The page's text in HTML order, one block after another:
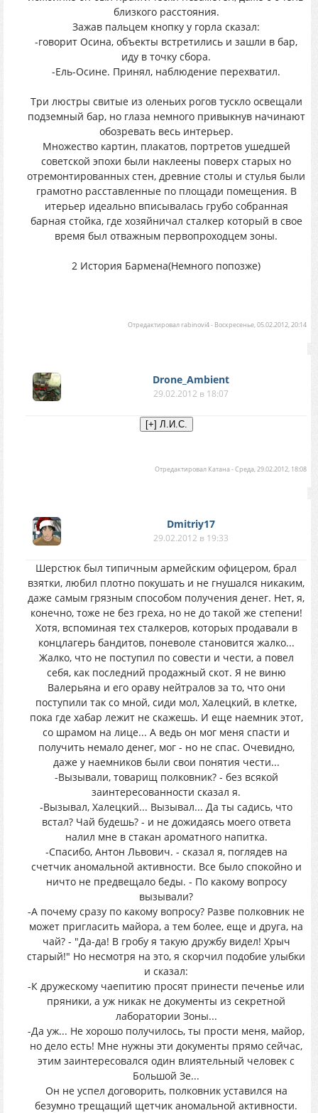
близкого расстояния.
Зажав пальцем кнопку у горла сказал:
-говорит Осина, объекты встретились и зашли в бар,
иду в точку сбора.
-Ель-Осине. Принял, наблюдение перехватил.
Три люстры свитые из оленьих рогов тускло освещали
подземный бар, но глаза немного привыкнув начинают
обозревать весь интерьер.
Множество картин, плакатов, портретов ушедшей
советской эпохи были наклеены поверх старых но
отремонтированных стен, древние столы и стулья были
грамотно расставленные по площади помещения. В
итерьер идеально вписывалась грубо собранная
барная стойка, где хозяйничал сталкер который в свое
время был отважным первопроходцем зоны.
2 История Бармена(Немного попозже)
Отредактировал rabinovi4- Воскресенье, 05.02.2012, 20:14
Drone_Ambient
29.02.2012 в 18:07
Отредактировал Катана-Среда, 29.02.2012, 18:08
Dmitriy17
29.02.2012 в 19:33
Шерстюк был типичным армейским офицером, брал
взятки, любил плотно покушать и не гнушался никаким,
даже самым грязным способом получения денег. Нет, я,
конечно, тоже не без греха, но не до такой же степени!
Хотя, вспоминая тех сталкеров, которых продавали в
концлагерь бандитов, поневоле становится жалко...
Жалко, что не поступил по совести и чести, а повел
себя, как последний продажный скот. Я не виню
Валерьяна и его ораву нейтралов за то, что они
поступили так со мной, сиди мол, Халецкий, в клетке,
пока где хабар лежит не скажешь. И еще наемник этот,
со шрамом на лице... А ведь он мог меня спасти и
получить немало денег, мог - но не спас. Очевидно,
даже у наемников были свои понятия чести...
-Вызывали, товарищ полковник? - без всякой
заинтересованности сказал я.
-Вызывал, Халецкий... Вызывал... Да ты садись, что
встал? Чай будешь? - и не дожидаясь моего ответа
налил мне в стакан ароматного напитка.
-Спасибо, Антон Львович. - сказал я, поглядев на
счетчик аномальной активности. Все было спокойно и
ничто не предвещало беды. - По какому вопросу
вызывали?
-А почему сразу по какому вопросу? Разве полковник не
может пригласить майора, а тем более, еще и друга, на
чай? - "Да-да! В гробу я такую дружбу видел! Хрыч
старый!" Но несмотря на это, я скорчил подобие улыбки
и сказал:
-К дружескому чаепитию просят принести печенье или
пряники, а уж никак не документы из секретной
лаборатории Зоны...
-Да уж... Не хорошо получилось, ты прости меня, майор,
но дело есть! Мне нужны эти документы прямо сейчас,
этим заинтересовался один влиятельный человек с
Большой Зе...
Он не успел договорить, полковник уставился на
безумно трещащий щетчик аномальной активности.